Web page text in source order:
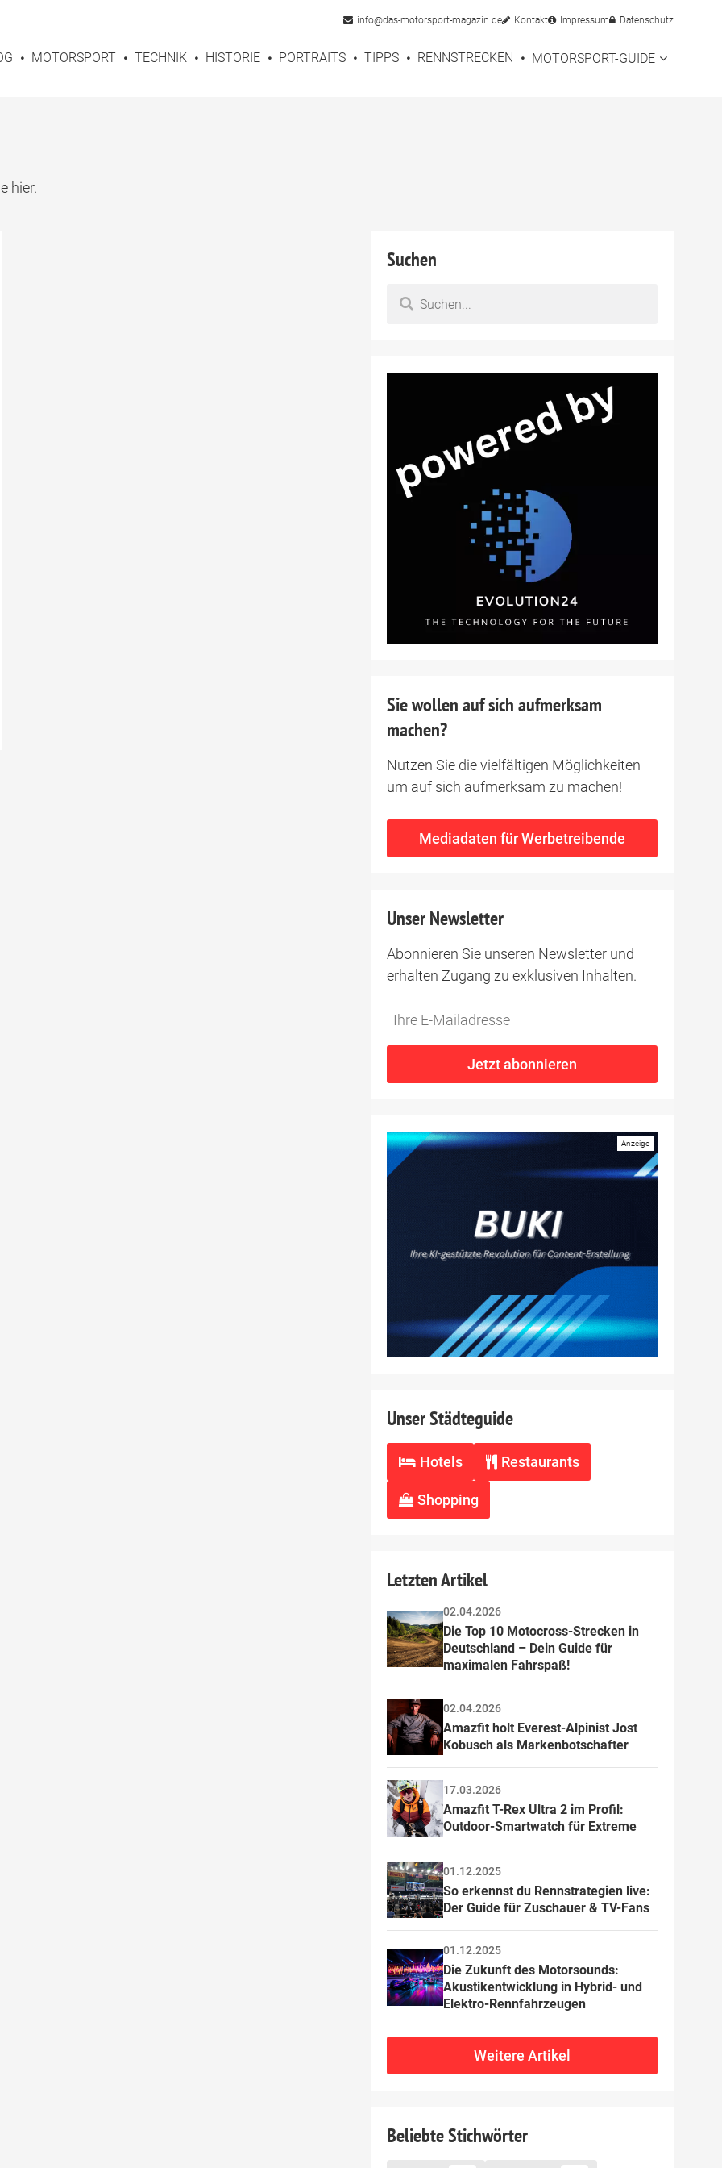
info@das-motorsport-magazin.de Kontakt Impressum Datenschutz
MOTORSPORT TECHNIK HISTORIE PORTRAITS TIPPS RENNSTRECKEN MOTORSPORT-GUIDE
hier.
Suchen
Sie wollen auf sich aufmerksam
machen?
Nutzen Sie die vielfältigen Möglichkeiten
um auf sich aufmerksam zu machen!
Mediadaten für Werbetreibende
Unser Newsletter
Abonnieren Sie unseren Newsletter und
erhalten Zugang zu exklusiven Inhalten.
Do
this
*Ihre
Jetzt abonnieren
Unser Städteguide
Hotels Restaurants
Shopping
Letzten Artikel
02.04.2026
Die Top 10 Motocross-Strecken in
Deutschland – Dein Guide für
maximalen Fahrspaß!
02.04.2026
Amazfit holt Everest-Alpinist Jost
Kobusch als Markenbotschafter
17.03.2026
Amazfit T-Rex Ultra 2 im Profil:
Outdoor-Smartwatch für Extreme
01.12.2025
So erkennst du Rennstrategien live:
Der Guide für Zuschauer & TV-Fans
01.12.2025
Die Zukunft des Motorsounds:
Akustikentwicklung in Hybrid- und
Elektro-Rennfahrzeugen
Weitere Artikel
Beliebte Stichwörter